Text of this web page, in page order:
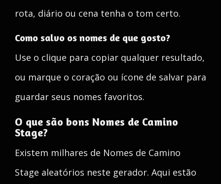
rota, diário ou cena tenha o tom certo.
Como salvo os nomes de que gosto?
Use o clique para copiar qualquer resultado,
ou marque o coração ou ícone de salvar para
guardar seus nomes favoritos.
O que são bons Nomes de Camino
Stage?
Existem milhares de Nomes de Camino
Stage aleatórios neste gerador. Aqui estão